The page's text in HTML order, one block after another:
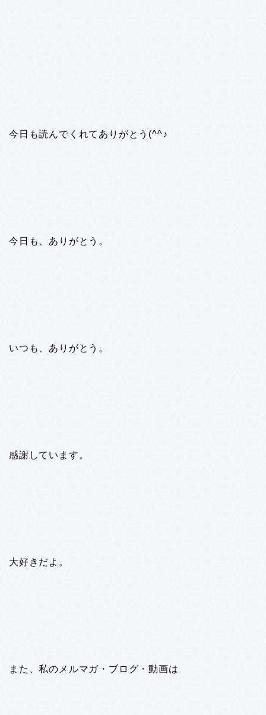
今日も読んでくれてありがとう(^^♪
今日も、ありがとう。
いつも、ありがとう。
感謝しています。
大好きだよ。
また、私のメルマガ・ブログ・動画は